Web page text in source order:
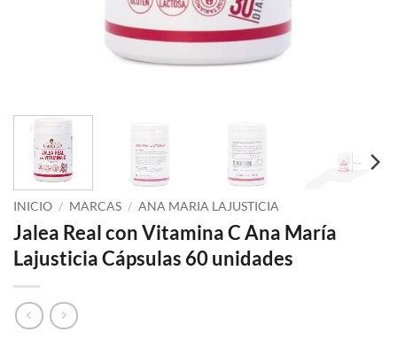
INICIO / MARCAS / ANA MARIA LAJUSTICIA
Jalea Real con Vitamina C Ana María
Lajusticia Cápsulas 60 unidades